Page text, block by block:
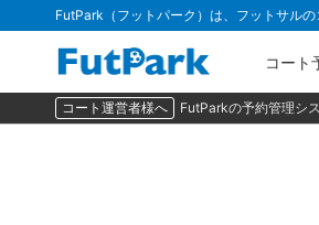
FutPark（フットパーク）は、フットサル
コート
コート運営者様へ FutParkの予約管理シ